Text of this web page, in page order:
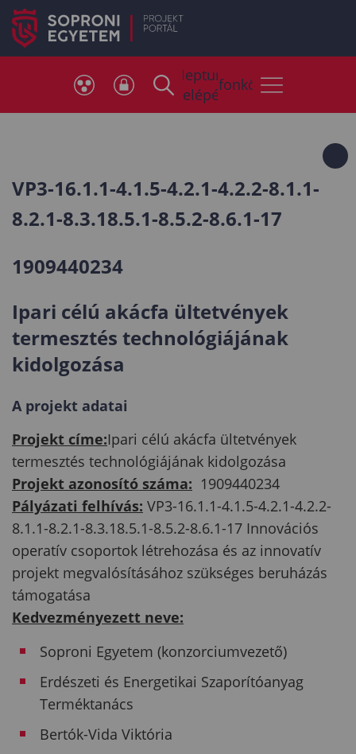
Neptun
belépés
Telefonkönyv
VP3-16.1.1-4.1.5-4.2.1-4.2.2-8.1.1-
8.2.1-8.3.18.5.1-8.5.2-8.6.1-17
1909440234
Ipari célú akácfa ültetvények
termesztés technológiájának
kidolgozása
A projekt adatai
Projekt címe:Ipari célú akácfa ültetvények
termesztés technológiájának kidolgozása
Projekt azonosító száma: 1909440234
Pályázati felhívás: VP3-16.1.1-4.1.5-4.2.1-4.2.2-
8.1.1-8.2.1-8.3.18.5.1-8.5.2-8.6.1-17 Innovációs
operatív csoportok létrehozása és az innovatív
projekt megvalósításához szükséges beruházás
támogatása
Kedvezményezett neve:
Soproni Egyetem (konzorciumvezető)
Erdészeti és Energetikai Szaporítóanyag
Terméktanács
Bertók-Vida Viktória